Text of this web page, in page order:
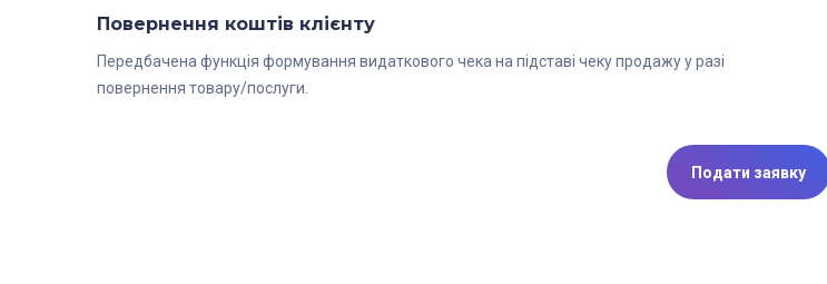
Повернення коштів клієнту
Передбачена функція формування видаткового чека на підставі чеку продажу у разі
повернення товару/послуги.
Подати заявку